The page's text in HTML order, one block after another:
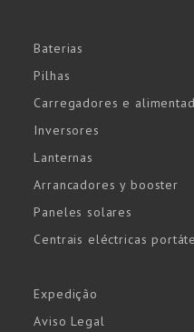
Baterias
Pilhas
Carregadores e
Inversores
Lanternas
Arrancadores y booster
Paneles solares
Centrais eléctricas
Expedição
Aviso Legal